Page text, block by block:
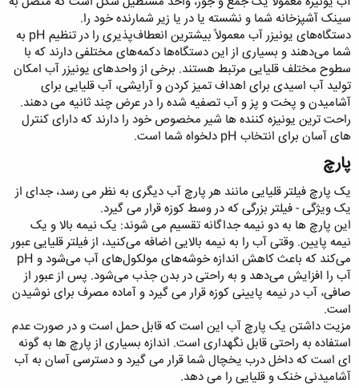
سینک آشپزخانه شما و نشسته یا در یا زیر شمارنده خود را.
دستگاه‌های یونیزر آب معمولاً بیشترین انعطاف‌پذیری را در تنظیم pH به
شما می‌دهند و بسیاری از این دستگاه‌ها دکمه‌های مختلفی دارند که با
سطوح مختلف قلیایی مرتبط هستند. برخی از واحدهای یونیزر آب امکان
تولید آب اسیدی برای اهداف تمیز کردن و آرایشی، آب قلیایی برای
آشامیدن و پخت و پز و آب تصفیه شده را در عرض چند ثانیه می دهند.
راحت ترین یونیزه کننده ها شیر مخصوص خود را دارند که دارای کنترل
های آسان برای انتخاب pH دلخواه شما است.
پارچ
یک پارچ فیلتر قلیایی مانند هر پارچ آب دیگری به نظر می رسد، جدای از
یک ویژگی - فیلتر بزرگی که در وسط کوزه قرار می گیرد.
این پارچ ها به دو نیمه جداگانه تقسیم می شوند: یک نیمه بالا و یک
نیمه پایین. وقتی آب را به نیمه بالایی اضافه می‌کنید، از فیلتر قلیایی عبور
می‌کند که باعث کاهش اندازه خوشه‌های مولکول‌های آب می‌شود و pH
آب را افزایش می‌دهد و به راحتی در بدن جذب می‌شود. پس از عبور از
صافی، آب در نیمه پایینی کوزه قرار می گیرد و آماده مصرف برای نوشیدن
است.
مزیت داشتن یک پارچ آب این است که قابل حمل است و در صورت عدم
استفاده به راحتی قابل نگهداری است. اندازه بسیاری از پارچ ها به گونه
ای است که داخل درب یخچال شما قرار می گیرد و دسترسی آسان به آب
آشامیدنی خنک و قلیایی را می دهد.